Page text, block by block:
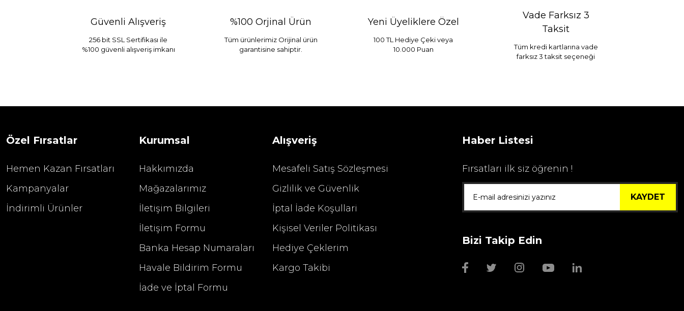
2.400,00 TL 1.680,00 TL
Wmf Bıçak Bileyi
Güvenli Alışveriş
256 bit SSL Sertifikası ile
%100 güvenli alışveriş imkanı
%100 Orjinal Ürün
Tüm ürünlerimiz Orijinal ürün
garantisine sahiptir.
Yeni Üyeliklere Özel
100 TL Hediye Çeki veya
10.000 Puan
Vade Farksız 3
Taksit
Tüm kredi kartlarına vade
farksız 3 taksit seçeneği
Özel Fırsatlar
Hemen Kazan Fırsatları
Kampanyalar
İndirimli Ürünler
Kurumsal
Hakkımızda
Mağazalarımız
İletişim Bilgileri
İletişim Formu
Banka Hesap Numaraları
Havale Bildirim Formu
İade ve İptal Formu
Alışveriş
Mesafeli Satış Sözleşmesi
Gizlilik ve Güvenlik
İptal İade Koşullari
Kişisel Veriler Politikası
Hediye Çeklerim
Kargo Takibi
Haber Listesi
Fırsatları ilk siz öğrenin !
KAYDET
Bizi Takip Edin